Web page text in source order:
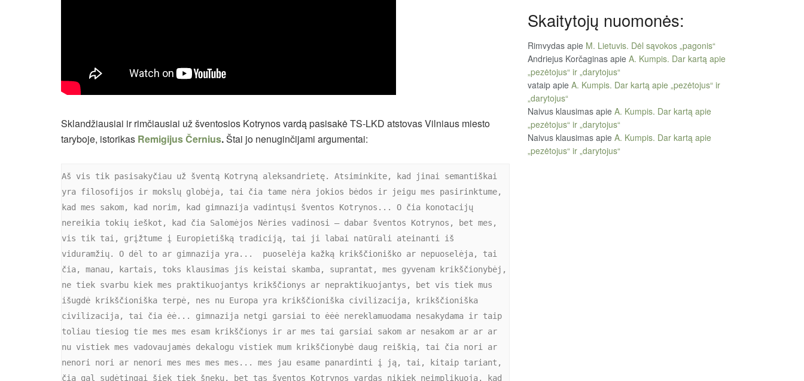
Sklandžiausiai ir rimčiausiai už šventosios Kotrynos vardą pasisakė TS-LKD atstovas Vilniaus miesto
taryboje, istorikas Remigijus Černius.Štai jo nenuginčijami argumentai:
Aš vis tik pasisakyčiau už šventą Kotryną aleksandrietę. Atsiminkite, kad jinai semantiškai
yra filosofijos ir mokslų globėja, tai čia tame nėra jokios bėdos ir jeigu mes pasirinktume,
kad mes sakom, kad norim, kad gimnazija vadintųsi šventos Kotrynos... O čia konotacijų
nereikia tokių ieškot, kad čia Salomėjos Nėries vadinosi – dabar šventos Kotrynos, bet mes,
vis tik tai, grįžtume į Europietišką tradiciją, tai ji labai natūrali ateinanti iš
viduramžių. O dėl to ar gimnazija yra...  puoselėja kažką krikščioniško ar nepuoselėja, tai
čia, manau, kartais, toks klausimas jis keistai skamba, suprantat, mes gyvenam krikščionybėj,
ne tiek svarbu kiek mes praktikuojantys krikščionys ar nepraktikuojantys, bet vis tiek mus
išugdė krikščioniška terpė, nes nu Europa yra krikščioniška civilizacija, krikščioniška
civilizacija, tai čia ėė... gimnazija netgi garsiai to ėėė nereklamuodama nesakydama ir taip
toliau tiesiog tie mes mes esam krikščionys ir ar mes tai garsiai sakom ar nesakom ar ar ar
nu vistiek mes vadovaujamės dekalogu vistiek mum krikščionybė daug reiškią, tai čia nori ar
nenori nori ar nenori mes mes mes mes... mes jau esame panardinti į ją, tai, kitaip tariant,
čia gal sudėtingai šiek tiek šneku, bet tas šventos Kotrynos vardas nikiek neimplikuoja, kad
Skaitytojų nuomonės:
Rimvydas apie M. Lietuvis. Dėl sąvokos „pagonis“
Andriejus Korčaginas apie A. Kumpis. Dar kartą apie
„pezėtojus“ ir „darytojus“
vataip apie A. Kumpis. Dar kartą apie „pezėtojus“ ir
„darytojus“
Naivus klausimas apie A. Kumpis. Dar kartą apie
„pezėtojus“ ir „darytojus“
Naivus klausimas apie A. Kumpis. Dar kartą apie
„pezėtojus“ ir „darytojus“